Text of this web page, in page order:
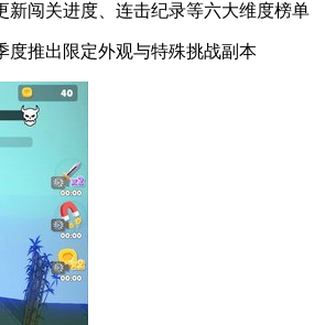
新闯关进度、连击纪录等六大维度榜单
度推出限定外观与特殊挑战副本